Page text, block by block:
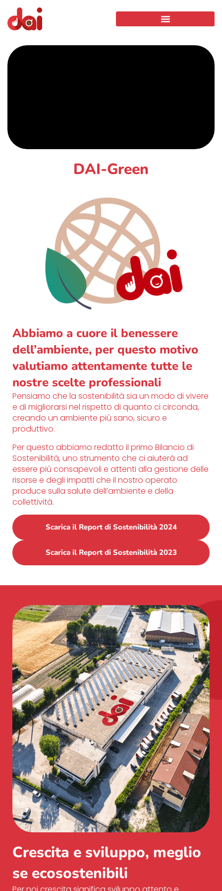
DAI-Green
Abbiamo a cuore il benessere
dell’ambiente, per questo motivo
valutiamo attentamente tutte le
nostre scelte professionali
Pensiamo che la sostenibilità sia un modo di vivere
e di migliorarsi nel rispetto di quanto ci circonda,
creando un ambiente più sano, sicuro e
produttivo.
Per questo abbiamo redatto il primo Bilancio di
Sostenibilità, uno strumento che ci aiuterà ad
essere più consapevoli e attenti alla gestione delle
risorse e degli impatti che il nostro operato
produce sulla salute dell’ambiente e della
collettività.
Scarica il Report di Sostenibilità 2024
Scarica il Report di Sostenibilità 2023
Crescita e sviluppo, meglio
se ecosostenibili